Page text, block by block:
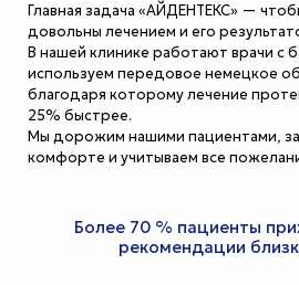
Главная задача «АЙДЕНТЕКС» —
довольны лечением и его
В нашей клинике работают врачи с
используем передовое немецкое
благодаря которому лечение
25% быстрее.
Мы дорожим нашими пациентами,
комфорте и учитываем все
Более 70 % пациенты
рекомендации